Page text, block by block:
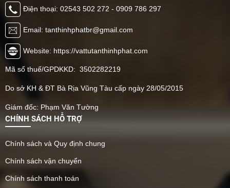
Điện thoại: 02543 502 272 - 0909 786 297
Email: tanthinhphatbr@gmail.com
Website: https://vattutanthinhphat.com
Mã số thuế/GPDKKD: 3502282219
Do sở KH & ĐT Bà Rịa Vũng Tàu cấp ngày 28/05/2015
Giám đốc: Phạm Văn Tường
CHÍNH SÁCH HỖ TRỢ
Chính sách và Quy định chung
Chính sách vận chuyển
Chính sách thanh toán